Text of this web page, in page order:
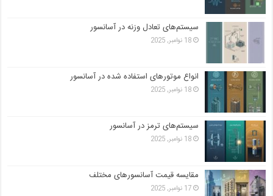
سیستم‌های تعادل وزنه در آسانسور
18 نوامبر, 2025
انواع موتورهای استفاده شده در آسانسور
18 نوامبر, 2025
سیستم‌های ترمز در آسانسور
18 نوامبر, 2025
مقایسه قیمت آسانسورهای مختلف
17 نوامبر, 2025